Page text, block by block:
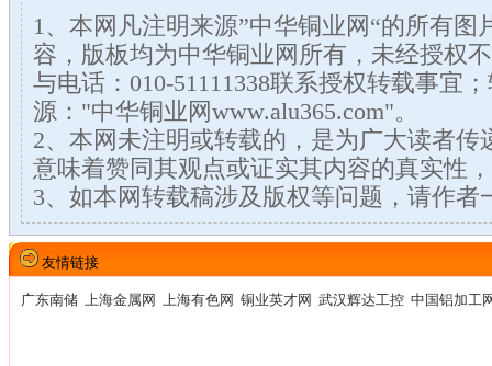
1、本网凡注明来源”中华铜业网“的所有图
容，版板均为中华铜业网所有，未经授权
与电话：010-51111338联系授权转载事宜
源："中华铜业网www.alu365.com"。
2、本网未注明或转载的，是为广大读者传
意味着赞同其观点或证实其内容的真实性
3、如本网转载稿涉及版权等问题，请作者